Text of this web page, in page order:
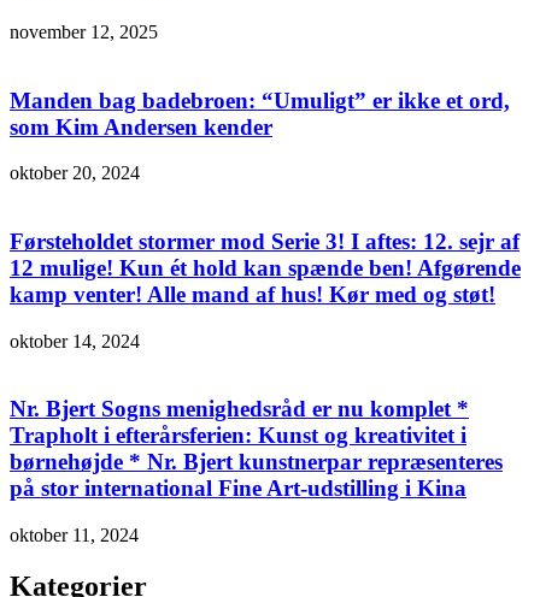
november 12, 2025
Manden bag badebroen: “Umuligt” er ikke et ord,
som Kim Andersen kender
oktober 20, 2024
Førsteholdet stormer mod Serie 3! I aftes: 12. sejr af
12 mulige! Kun ét hold kan spænde ben! Afgørende
kamp venter! Alle mand af hus! Kør med og støt!
oktober 14, 2024
Nr. Bjert Sogns menighedsråd er nu komplet *
Trapholt i efterårsferien: Kunst og kreativitet i
børnehøjde * Nr. Bjert kunstnerpar repræsenteres
på stor international Fine Art-udstilling i Kina
oktober 11, 2024
Kategorier